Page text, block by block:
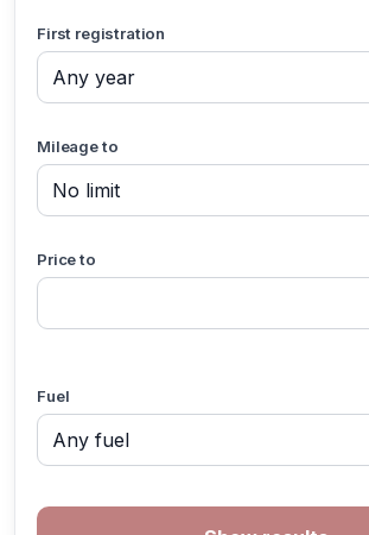
First registration
Mileage to
Price to
Fuel